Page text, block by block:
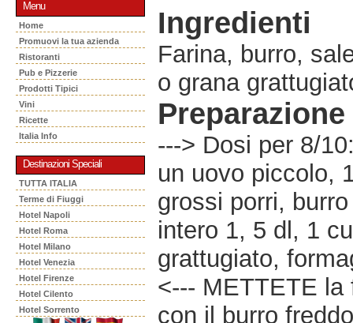
Menu
Home
Promuovi la tua azienda
Ristoranti
Pub e Pizzerie
Prodotti Tipici
Vini
Ricette
Italia Info
Destinazioni Speciali
TUTTA ITALIA
Terme di Fiuggi
Hotel Napoli
Hotel Roma
Hotel Milano
Hotel Venezia
Hotel Firenze
Hotel Cilento
Hotel Sorrento
Ingredienti
Farina, burro,
o grana
Preparazione
---> Dosi per 8/
un uovo piccolo,
grossi porri,
intero 1, 5 dl, 1
grattugiato,
<--- METTETE
con il burro